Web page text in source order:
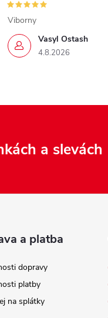
Vasyl Ostash
4.8.2026
Viborny
a slevách
a platba
dopravy
platby
na splátky